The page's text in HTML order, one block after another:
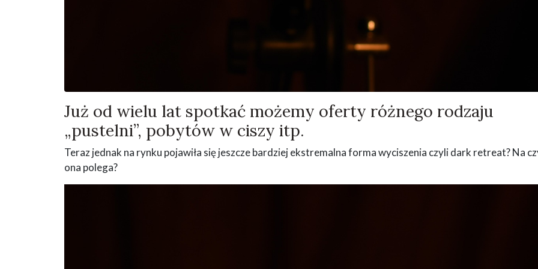
Już od wielu lat spotkać możemy oferty różnego rodzaju
„pustelni”, pobytów w ciszy itp.
Teraz jednak na rynku pojawiła się jeszcze bardziej ekstremalna forma wyciszenia czyli dark retreat? Na
ona polega?